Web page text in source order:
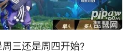
三还是周四开始?